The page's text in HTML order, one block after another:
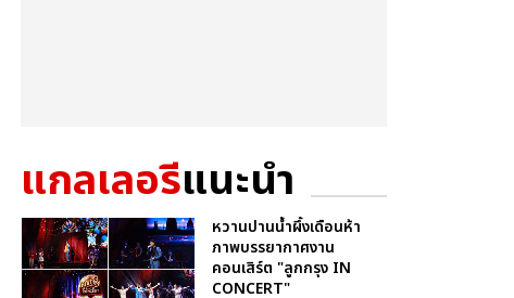
แกลเลอรีแนะนำ
หวานปานน้ำผึ้งเดือนห้า
ภาพบรรยากาศงาน
คอนเสิร์ต "ลูกกรุง IN
CONCERT"